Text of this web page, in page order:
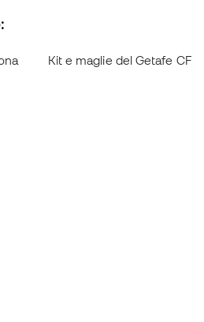
Kit e maglie del Getafe CF